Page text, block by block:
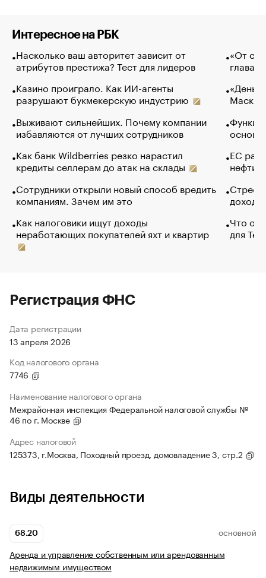
Интересное на РБК
Насколько ваш авторитет зависит от
атрибутов престижа? Тест для лидеров
Казино проиграло. Как ИИ-агенты
разрушают букмекерскую индустрию
Выживают сильнейших. Почему компании
избавляются от лучших сотрудников
Как банк Wildberries резко нарастил
кредиты селлерам до атак на склады
Сотрудники открыли новый способ вредить
компаниям. Зачем им это
Как налоговики ищут доходы
неработающих покупателей яхт и квартир
«От
глава
Маск в
основ
ЕС
нефти
Что
для
Регистрация ФНС
Дата регистрации
13 апреля 2026
Код налогового органа
7746
Наименование налогового органа
Межрайонная инспекция Федеральной налоговой службы №
46 по г. Москве
Адрес налоговой
125373, г.Москва, Походный проезд, домовладение 3, стр.2
Виды деятельности
68.20 ОСНОВНОЙ
Аренда и управление собственным или арендованным
недвижимым имуществом